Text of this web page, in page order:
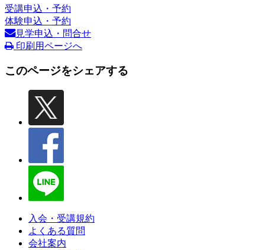
受講申込・予約
体験申込・予約
見学申込・問合せ
印刷用ページへ
このページをシェアする
入会・受講規約
よくある質問
会社案内